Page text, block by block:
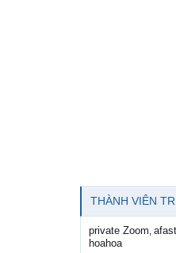
THÀNH VIÊN
private Zoom,
hoahoa